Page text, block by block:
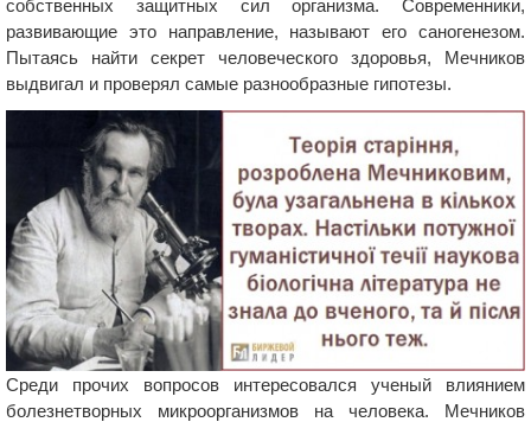
собственных защитных сил организма. Современники,
развивающие это направление, называют его саногенезом.
Пытаясь найти секрет человеческого здоровья, Мечников
выдвигал и проверял самые разнообразные гипотезы.
Среди прочих вопросов интересовался ученый влиянием
болезнетворных микроорганизмов на человека. Мечников